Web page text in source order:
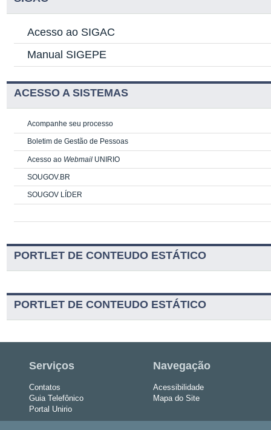
Acesso ao SIGAC
Manual SIGEPE
ACESSO A SISTEMAS
Acompanhe seu processo
Boletim de Gestão de Pessoas
Acesso ao Webmail UNIRIO
SOUGOV.BR
SOUGOV LÍDER
PORTLET DE CONTEUDO ESTÁTICO
PORTLET DE CONTEUDO ESTÁTICO
Serviços
Contatos
Guia Telefônico
Portal Unirio
Navegação
Acessibilidade
Mapa do Site